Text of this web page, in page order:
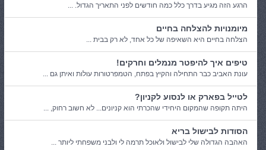
הרגע הזה מגיע בדרך כלל כמה חודשים לפני התאריך הגדול. ...
מיומנויות להצלחה בחיים
הצלחה בחיים היא השאיפה של כל אחד, לא רק בבית ...
טיפים איך להיפטר מנמלים וחרקים!
עונת האביב כבר התחילה והקיץ בפתח, הטמפרטורות עולות ואיתן גם ...
לטייל בפארק או לנסוע לקניון?
היתה תקופה שהמקום היחידי שהכרתי הוא קניונים... לא חשוב רחוק, ...
הסודות לבישול בריא
האהבה הגדולה שלי לבישול ולאוכל תרמה לי ולבני משפחתי ליותר ...